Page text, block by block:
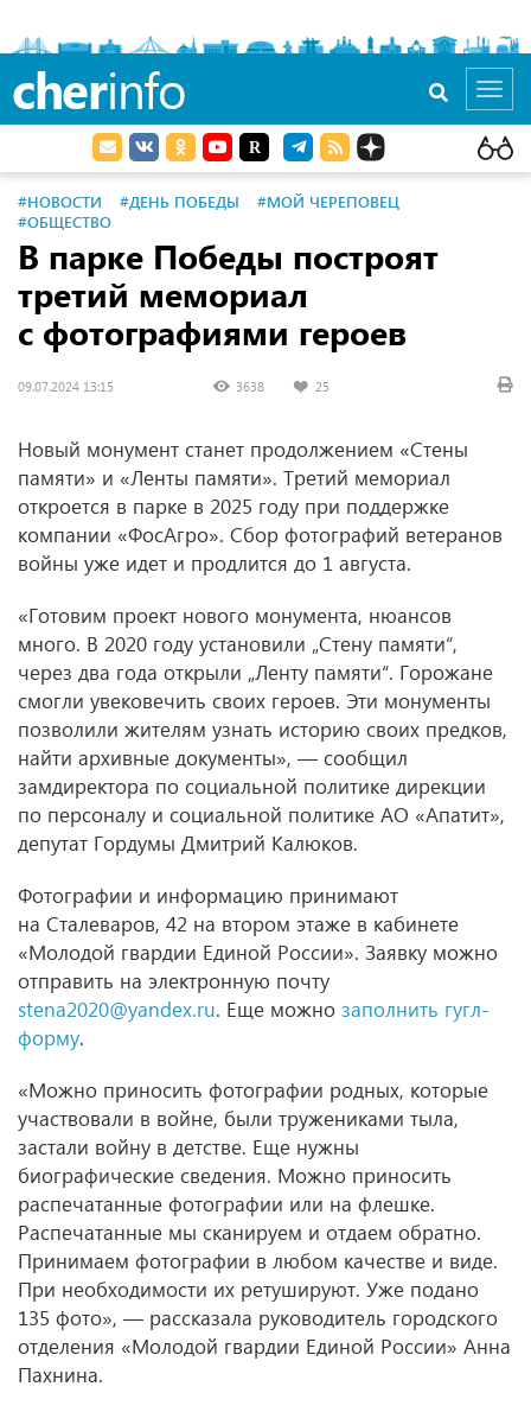
cherinfo
#НОВОСТИ #ДЕНЬ ПОБЕДЫ
#МОЙ ЧЕРЕПОВЕЦ
#ОБЩЕСТВО
В парке Победы построят
третий мемориал
с фотографиями героев
09.07.2024 13:15 3638 25
Новый монумент станет продолжением «Стены
памяти» и «Ленты памяти». Третий мемориал
откроется в парке в 2025 году при поддержке
компании «ФосАгро». Сбор фотографий ветеранов
войны уже идет и продлится до 1 августа.
«Готовим проект нового монумента, нюансов
много. В 2020 году установили „Стену памяти“,
через два года открыли „Ленту памяти“. Горожане
смогли увековечить своих героев. Эти монументы
позволили жителям узнать историю своих предков,
найти архивные документы», — сообщил
замдиректора по социальной политике дирекции
по персоналу и социальной политике АО «Апатит»,
депутат Гордумы Дмитрий Калюков.
Фотографии и информацию принимают
на Сталеваров, 42 на втором этаже в кабинете
«Молодой гвардии Единой России». Заявку можно
отправить на электронную почту
stena2020@yandex.ru. Еще можно заполнить гугл-
форму.
«Можно приносить фотографии родных, которые
участвовали в войне, были тружениками тыла,
застали войну в детстве. Еще нужны
биографические сведения. Можно приносить
распечатанные фотографии или на флешке.
Распечатанные мы сканируем и отдаем обратно.
Принимаем фотографии в любом качестве и виде.
При необходимости их ретушируют. Уже подано
135 фото», — рассказала руководитель городского
отделения «Молодой гвардии Единой России» Анна
Пахнина.